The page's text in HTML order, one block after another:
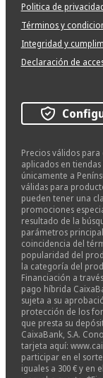
Politica de
Términos y
Integridad y
Declaración de
Precios válidos
aplicados en
únicamente a
válidas para
pueden tener una
promociones
resultado de la
parámetros
coincidencia del
popularidad del
la categoría del
Financiación a
pago híbrida
sujeta a su
protección de los
que presta su
CaixaBank, S.A.
tarjeta aquí:
participar en el
iguales a 300 € y en